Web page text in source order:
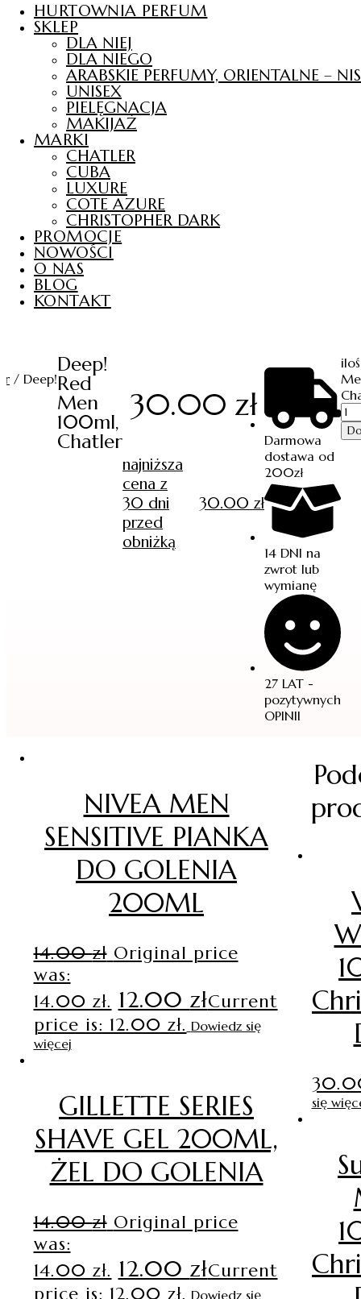
HURTOWNIA PERFUM
SKLEP
DLA NIEJ
DLA NIEGO
ARABSKIE PERFUMY, ORIENTALNE –
UNISEX
PIELĘGNACJA
MAKIJAŻ
MARKI
CHATLER
CUBA
LUXURE
COTE AZURE
CHRISTOPHER DARK
PROMOCJE
NOWOŚCI
O NAS
BLOG
KONTAKT
/ Deep!
Deep!
Red
Men
100ml,
Chatler
30.00 zł
najniższa
cena z
30 dni
przed
obniżką
30.00 zł
Darmowa
dostawa od
200zł
14 DNI na
zwrot lub
wymianę
27 LAT -
pozytywnych
OPINII
NIVEA MEN
SENSITIVE PIANKA
DO GOLENIA
200ML
14.00zł Original price
was:
14.00 zł. 12.00 złCurrent
price is: 12.00 zł. Dowiedz się
więcej
GILLETTE SERIES
SHAVE GEL 200ML,
ŻEL DO GOLENIA
14.00zł Original price
was:
14.00 zł. 12.00 złCurrent
price is: 12.00 zł. Dowiedz się
się